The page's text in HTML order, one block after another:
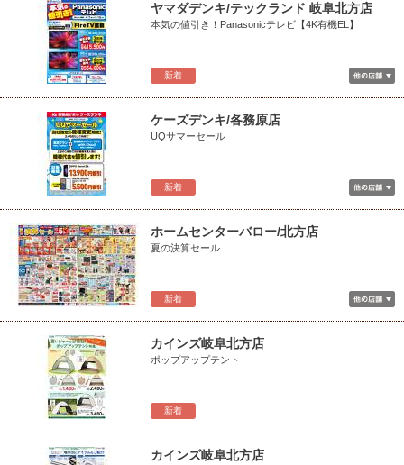
新着
ヤマダデンキ/テックランド 岐阜北方店
本気の値引き！Panasonicテレビ【4K有機EL】
新着
ケーズデンキ/各務原店
UQサマーセール
新着
ホームセンターバロー/北方店
夏の決算セール
新着
カインズ岐阜北方店
ポップアップテント
カインズ岐阜北方店